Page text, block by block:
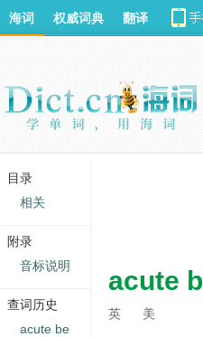
acute
英 美
海词 权威词典 翻译
目录
相关
附录
音标说明
查词历史
acute be